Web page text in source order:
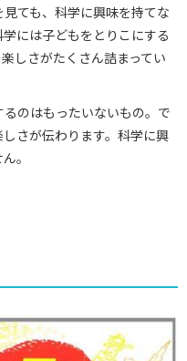
ても、科学に興味を持てな
には子どもをとりこにする
しさがたくさん詰まってい
のはもったいないもの。で
さが伝わります。科学に興
。